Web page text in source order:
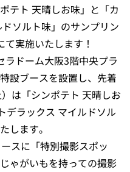
テト 天晴しお味」と「カ
ソルト味」のサンプリン
実施いたします！
ドーム大阪3階中央プラ
設ブースを設置し、先着
は「シンポテト 天晴しお
デラックス マイルドソル
します。
スに「特別撮影スポッ
ゃがいもを持っての撮影